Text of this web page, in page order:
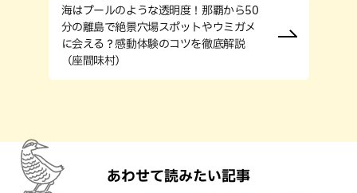
海はプールのような透明度！那覇から50
分の離島で絶景穴場スポットやウミガメ
に会える？感動体験のコツを徹底解説
（座間味村）
あわせて読みたい記事